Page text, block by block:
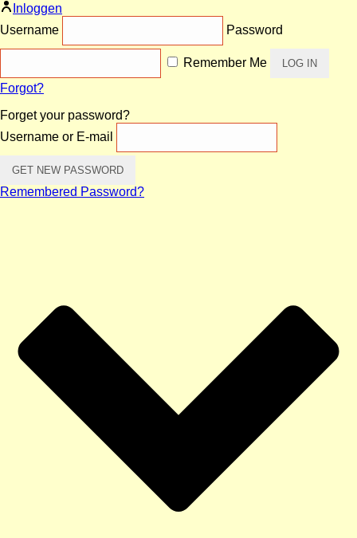
Inloggen
Username
Password
Remember Me
Forgot?
Forget your password?
Username or E-mail
Remembered Password?